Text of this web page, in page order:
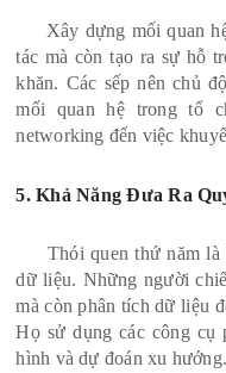
Xây dựng mối quan hệ
tác mà còn tạo ra sự hỗ
khăn. Các sếp nên chủ
mối quan hệ trong tổ
networking đến việc
5. Khả Năng Đưa Ra
Thói quen thứ năm là
dữ liệu. Những người
mà còn phân tích dữ liệu
Họ sử dụng các công cụ
hình và dự đoán xu hướng.